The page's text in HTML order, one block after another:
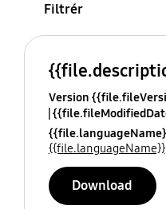
Filtrér
Version
{{file.languageName}}
Download